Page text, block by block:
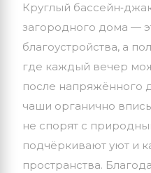
Круглый
загородного дома —
благоустройства, а
где каждый вечер
после напряжённого
чаши органично
не спорят с
подчёркивают уют и
пространства.